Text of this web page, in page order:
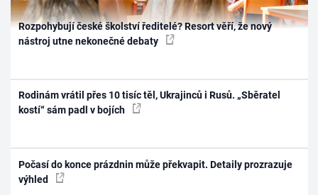
Rozpohybují české školství ředitelé? Resort věří, že nový
nástroj utne nekonečné debaty
Rodinám vrátil přes 10 tisíc těl, Ukrajinců i Rusů. „Sběratel
kostí“ sám padl v bojích
Počasí do konce prázdnin může překvapit. Detaily prozrazuje
výhled